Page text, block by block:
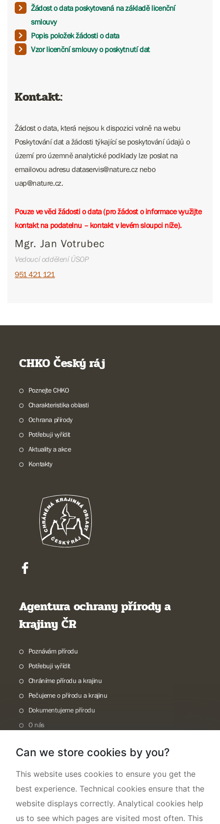
Žádost o data poskytovaná na základě licenční
smlouvy
Popis položek žádosti o data
Vzor licenční smlouvy o poskytnutí dat
Kontakt:
Žádost o data, která nejsou k dispozici volně na webu
Poskytování dat a žádosti týkající se poskytování údajů o
území pro územně analytické podklady lze poslat na
emailovou adresu dataservis@nature.cz nebo ​​​​​​
uap@nature.cz.
Pouze ve věci žádosti o data (pro žádost o informace využijte
kontakt na podatelnu – kontakt v levém sloupci níže).
Mgr. Jan Votrubec
Vedoucí oddělení ÚSOP
951 421 121
CHKO Český ráj
Poznejte CHKO
Charakteristika oblasti
Ochrana přírody
Potřebuji vyřídit
Aktuality a akce
Kontakty
Agentura ochrany přírody a
krajiny ČR
Poznávám přírodu
Potřebuji vyřídit
Chráníme přírodu a krajinu
Pečujeme o přírodu a krajinu
Dokumentujeme přírodu
O nás
Can we store cookies by you?
This website uses cookies to ensure you get the
best experience. Technical cookies ensure that the
website displays correctly. Analytical cookies help
us to see which pages are visited most often. This